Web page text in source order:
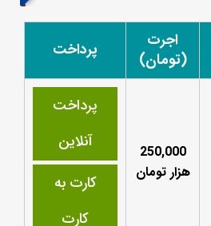
اجرت
(تومان)
پرداخت
250,000
هزار تومان
پرداخت
آنلاین
کارت به
کارت